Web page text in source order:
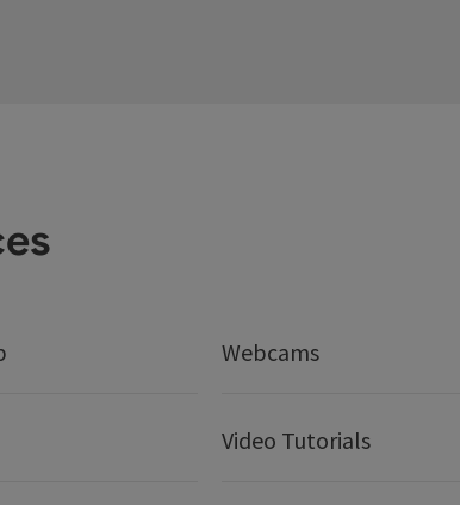
Webcams
Video Tutorials